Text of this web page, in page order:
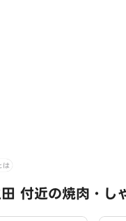
は
付近の焼肉・し